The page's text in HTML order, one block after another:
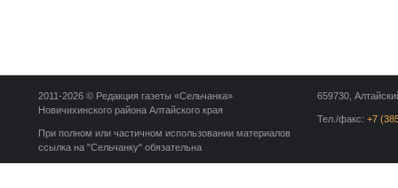
659730,
Тел./факс: +7
2011-2026 © Редакция газеты «Сельчанка»
Новичихинского района Алтайского края
При полном или частичном использовании материалов
ссылка на "Сельчанку" обязательна